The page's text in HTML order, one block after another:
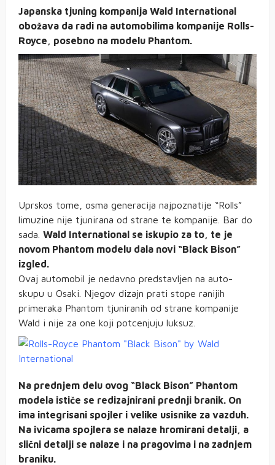
Japanska tjuning kompanija Wald International
obožava da radi na automobilima kompanije Rolls-
Royce, posebno na modelu Phantom.
Uprskos tome, osma generacija najpoznatije “Rolls”
limuzine nije tjunirana od strane te kompanije. Bar do
sada. Wald International se iskupio za to, te je
novom Phantom modelu dala novi “Black Bison”
izgled.
Ovaj automobil je nedavno predstavljen na auto-
skupu u Osaki. Njegov dizajn prati stope ranijih
primeraka Phantom tjuniranih od strane kompanije
Wald i nije za one koji potcenjuju luksuz.
Na prednjem delu ovog “Black Bison” Phantom
modela ističe se redizajnirani prednji branik. On
ima integrisani spojler i velike usisnike za vazduh.
Na ivicama spojlera se nalaze hromirani detalji, a
slični detalji se nalaze i na pragovima i na zadnjem
braniku.